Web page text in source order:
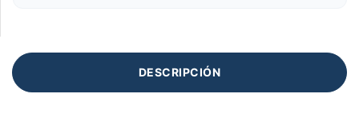
DESCRIPCIÓN